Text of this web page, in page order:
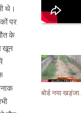
थे।
पर
के
खून